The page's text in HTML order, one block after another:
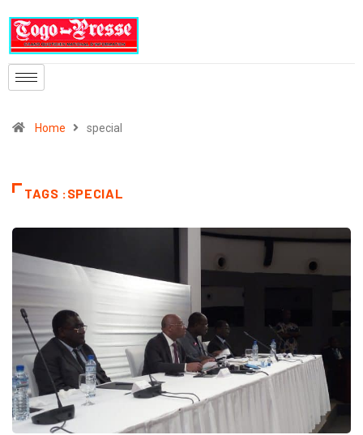
Home special
TAGS :SPECIAL